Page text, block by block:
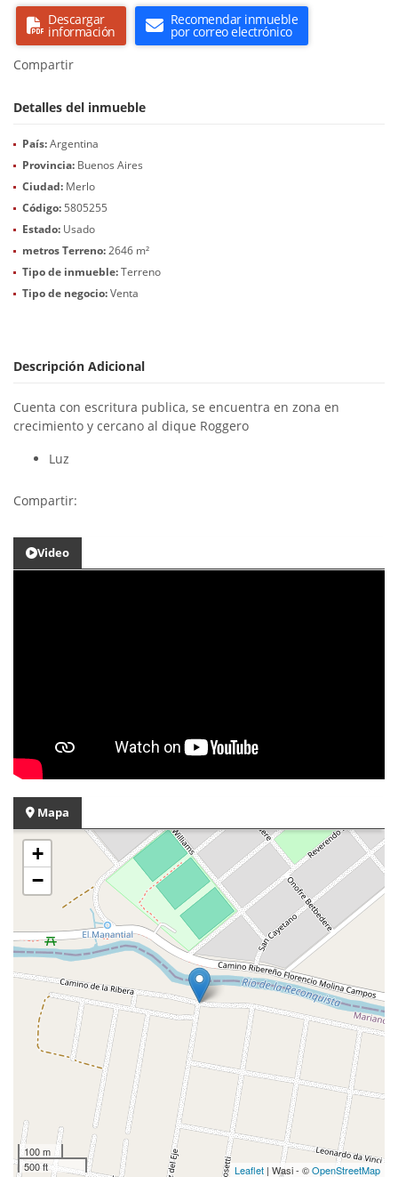
Descargar
información
Recomendar inmueble
por correo electrónico
Compartir
Detalles del inmueble
País:Argentina
Provincia: Buenos Aires
Ciudad: Merlo
Código: 5805255
Estado: Usado
metros Terreno:2646 m²
Tipo de inmueble:Terreno
Tipo de negocio:Venta
Descripción Adicional
Cuenta con escritura publica, se encuentra en zona en
crecimiento y cercano al dique Roggero
Luz
Compartir:
Video
Mapa
+
−
100 m
500 ft
Leaflet | Wasi - ©OpenStreetMap